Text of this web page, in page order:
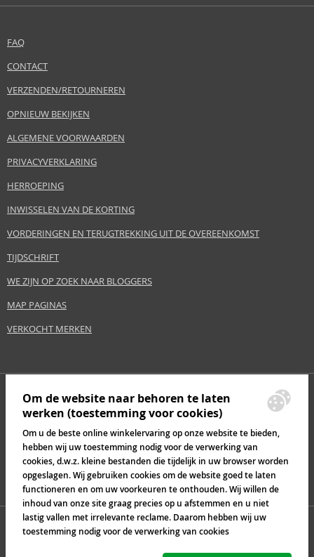
FAQ
CONTACT
VERZENDEN/RETOURNEREN
OPNIEUW BEKIJKEN
ALGEMENE VOORWAARDEN
PRIVACYVERKLARING
HERROEPING
INWISSELEN VAN DE KORTING
VORDERINGEN EN TERUGTREKKING UIT DE OVEREENKOMST
TIJDSCHRIFT
WE ZIJN OP ZOEK NAAR BLOGGERS
MAP PAGINAS
VERKOCHT MERKEN
Om de website naar behoren te laten
werken (toestemming voor cookies)
Om u de beste online winkelervaring op onze website te bieden,
hebben wij uw toestemming nodig voor de verwerking van
cookies, d.w.z. kleine bestanden die tijdelijk in uw browser worden
opgeslagen. Wij gebruiken cookies om de website goed te laten
functioneren en om uw voorkeuren te onthouden. Wij willen de
inhoud van onze site graag precies op u afstemmen en u niet
lastig vallen met irrelevante reclame. Daarom hebben wij uw
toestemming nodig voor de verwerking van cookies